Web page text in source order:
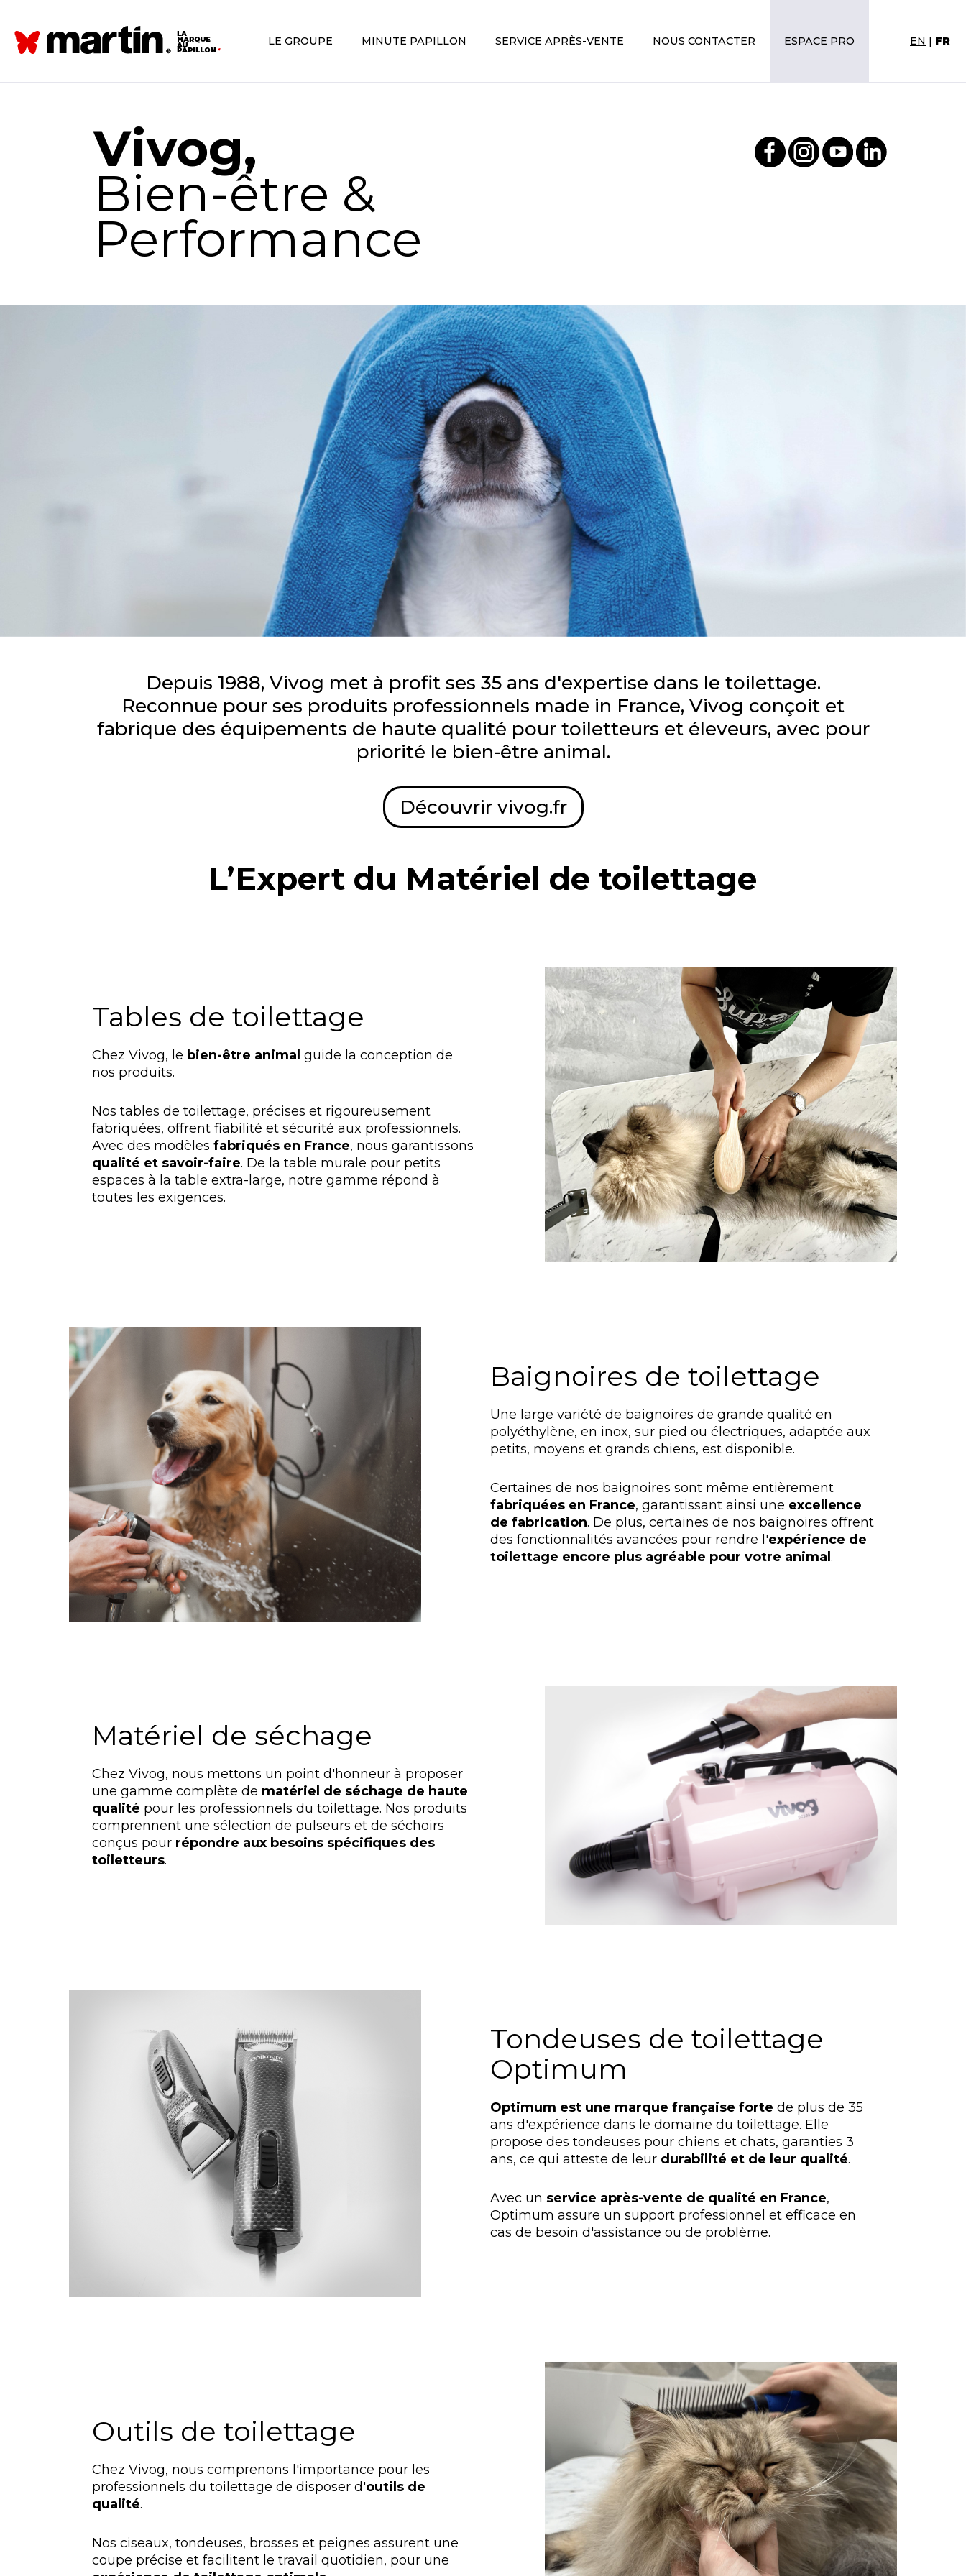
LE GROUPE MINUTE PAPILLON SERVICE APRÈS-VENTE NOUS CONTACTER ESPACE PRO EN | FR
Vivog,
Bien-être &
Performance
Depuis 1988, Vivog met à profit ses 35 ans d'expertise dans le toilettage.
Reconnue pour ses produits professionnels made in France, Vivog conçoit et
fabrique des équipements de haute qualité pour toiletteurs et éleveurs, avec pour
priorité le bien-être animal.
Découvrir vivog.fr
L’Expert du Matériel de toilettage
Tables de toilettage
Chez Vivog, le bien-être animal guide la conception de
nos produits.
Nos tables de toilettage, précises et rigoureusement
fabriquées, offrent fiabilité et sécurité aux professionnels.
Avec des modèles fabriqués en France, nous garantissons
qualité et savoir-faire. De la table murale pour petits
espaces à la table extra-large, notre gamme répond à
toutes les exigences.
Baignoires de toilettage
Une large variété de baignoires de grande qualité en
polyéthylène, en inox, sur pied ou électriques, adaptée aux
petits, moyens et grands chiens, est disponible.
Certaines de nos baignoires sont même entièrement
fabriquées en France, garantissant ainsi une excellence
de fabrication. De plus, certaines de nos baignoires offrent
des fonctionnalités avancées pour rendre l'expérience de
toilettage encore plus agréable pour votre animal .
Matériel de séchage
Chez Vivog, nous mettons un point d'honneur à proposer
une gamme complète de matériel de séchage de haute
qualité pour les professionnels du toilettage. Nos produits
comprennent une sélection de pulseurs et de séchoirs
conçus pour répondre aux besoins spécifiques des
toiletteurs.
Tondeuses de toilettage
Optimum
Optimum est une marque française forte de plus de 35
ans d'expérience dans le domaine du toilettage. Elle
propose des tondeuses pour chiens et chats, garanties 3
ans, ce qui atteste de leur durabilité et de leur qualité.
Avec un service après-vente de qualité en France,
Optimum assure un support professionnel et efficace en
cas de besoin d'assistance ou de problème.
Outils de toilettage
Chez Vivog, nous comprenons l'importance pour les
professionnels du toilettage de disposer d'outils de
qualité.
Nos ciseaux, tondeuses, brosses et peignes assurent une
coupe précise et facilitent le travail quotidien, pour une